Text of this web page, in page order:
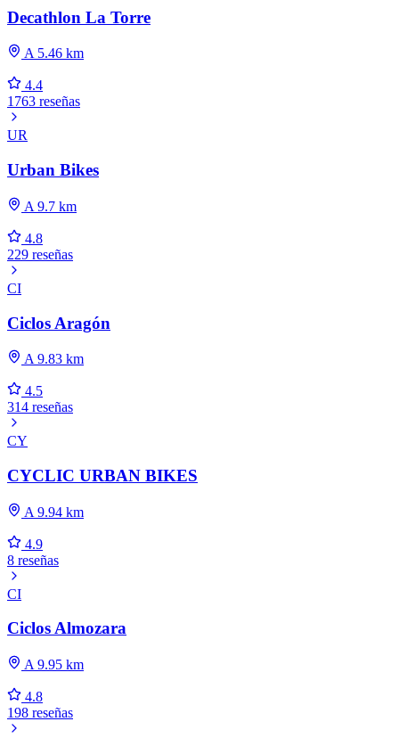
Decathlon La Torre
A 5.46 km
4.4
1763 reseñas
UR
Urban Bikes
A 9.7 km
4.8
229 reseñas
CI
Ciclos Aragón
A 9.83 km
4.5
314 reseñas
CY
CYCLIC URBAN BIKES
A 9.94 km
4.9
8 reseñas
CI
Ciclos Almozara
A 9.95 km
4.8
198 reseñas